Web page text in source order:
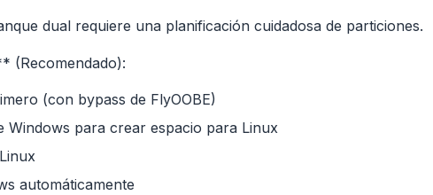
dual requiere una planificación cuidadosa de particiones.
(Recomendado):
(con bypass de FlyOOBE)
Windows para crear espacio para Linux
automáticamente